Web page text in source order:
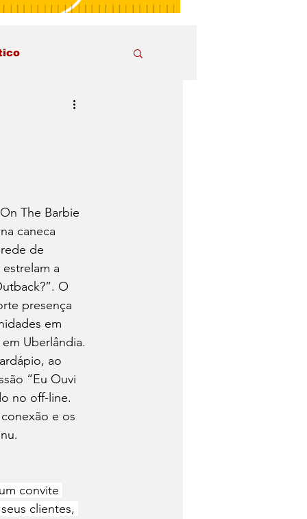
The Barbie
caneca
de
a
O
presença
em
Uberlândia.
ao
“Eu Ouvi
no off-line.
conexão e os
convite
clientes,